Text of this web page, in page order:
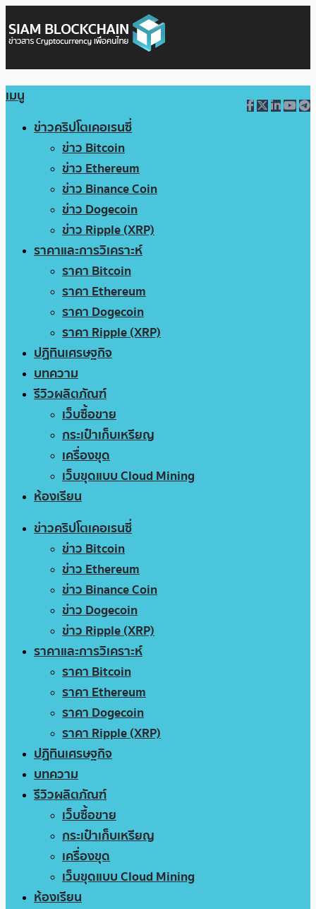
เมนู
ข่าวคริปโตเคอเรนซี่
ข่าว Bitcoin
ข่าว Ethereum
ข่าว Binance Coin
ข่าว Dogecoin
ข่าว Ripple (XRP)
ราคาและการวิเคราะห์
ราคา Bitcoin
ราคา Ethereum
ราคา Dogecoin
ราคา Ripple (XRP)
ปฏิทินเศรษฐกิจ
บทความ
รีวิวผลิตภัณฑ์
เว็บซื้อขาย
กระเป๋าเก็บเหรียญ
เครื่องขุด
เว็บขุดแบบ Cloud Mining
ห้องเรียน
ข่าวคริปโตเคอเรนซี่
ข่าว Bitcoin
ข่าว Ethereum
ข่าว Binance Coin
ข่าว Dogecoin
ข่าว Ripple (XRP)
ราคาและการวิเคราะห์
ราคา Bitcoin
ราคา Ethereum
ราคา Dogecoin
ราคา Ripple (XRP)
ปฏิทินเศรษฐกิจ
บทความ
รีวิวผลิตภัณฑ์
เว็บซื้อขาย
กระเป๋าเก็บเหรียญ
เครื่องขุด
เว็บขุดแบบ Cloud Mining
ห้องเรียน